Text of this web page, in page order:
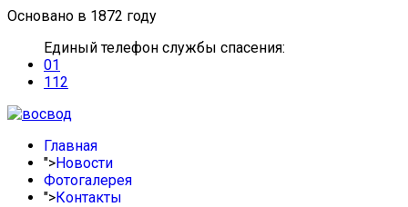
Основано в 1872 году
Единый телефон службы спасения:
01
112
Главная
">Новости
Фотогалерея
">Контакты